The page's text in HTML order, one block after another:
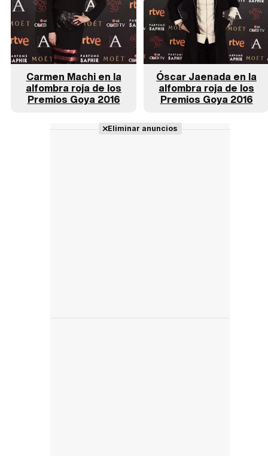
Carmen Machi en la
alfombra roja de los
Premios Goya 2016
Óscar Jaenada en la
alfombra roja de los
Premios Goya 2016
Eliminar anuncios